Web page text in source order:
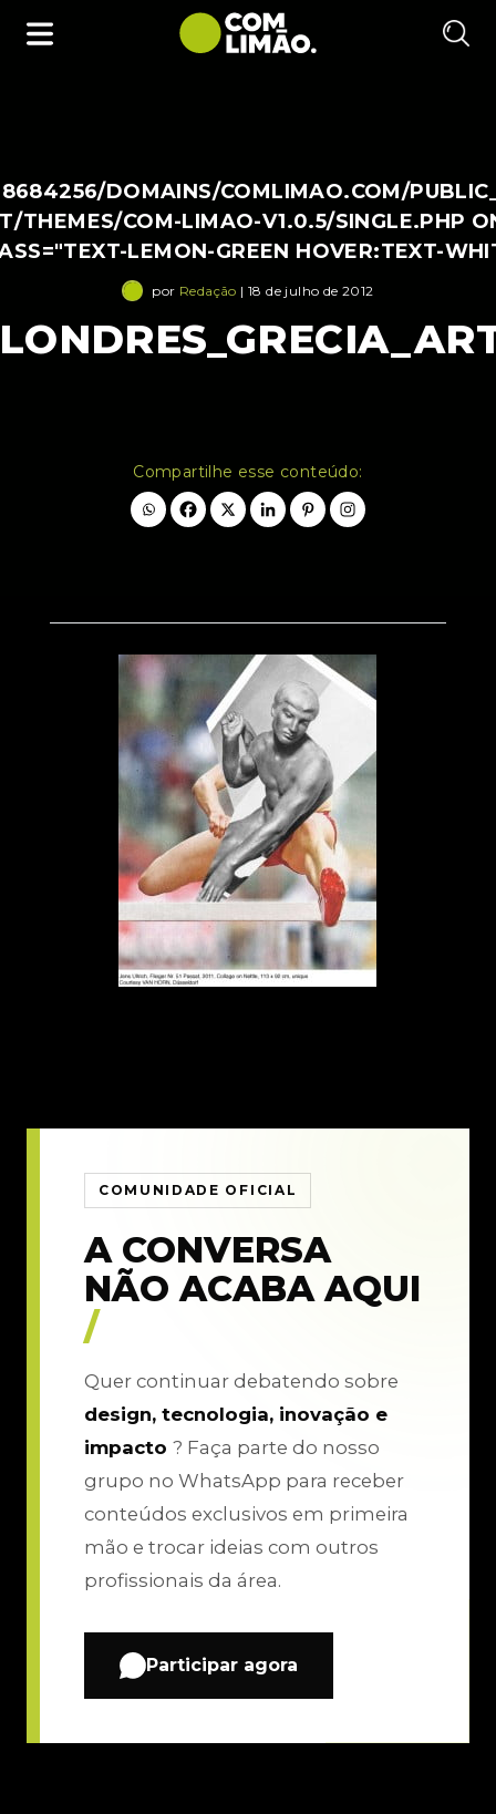
DOMAINS/COMLIMAO.COM/
THEMES/COM-LIMAO-V1.0.5/SINGLE.PHP
LEMON-GREEN HOVER:TEXT-
por Redação | 18 de julho de 2012
Compartilhe esse conteúdo:
COMUNIDADE OFICIAL
A CONVERSA
NÃO ACABA AQUI
/
Quer continuar debatendo sobre
design, tecnologia, inovação e
impacto ? Faça parte do nosso
grupo no WhatsApp para receber
conteúdos exclusivos em primeira
mão e trocar ideias com outros
profissionais da área.
Participar agora